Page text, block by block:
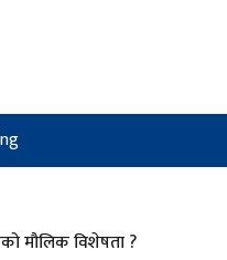
मौलिक विशेषता ?